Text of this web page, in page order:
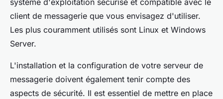
système d'exploitation sécurisé et compatible avec le
client de messagerie que vous envisagez d'utiliser.
Les plus couramment utilisés sont Linux et Windows
Server.
L'installation et la configuration de votre serveur de
messagerie doivent également tenir compte des
aspects de sécurité. Il est essentiel de mettre en place